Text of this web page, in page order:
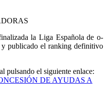
la Liga Española de o-
publicado el ranking definitivo
pulsando el siguiente enlace:
DE AYUDAS A